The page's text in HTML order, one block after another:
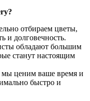
отбираем цветы,
и долговечность.
обладают большим
станут настоящим
мы ценим ваше время и
быстро и